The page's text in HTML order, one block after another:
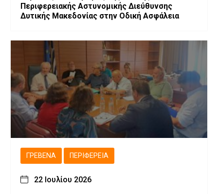
Περιφερειακής Αστυνομικής Διεύθυνσης
Δυτικής Μακεδονίας στην Οδική Ασφάλεια
ΓΡΕΒΕΝΆ ΠΕΡΙΦΈΡΕΙΑ
22 Ιουλίου 2026